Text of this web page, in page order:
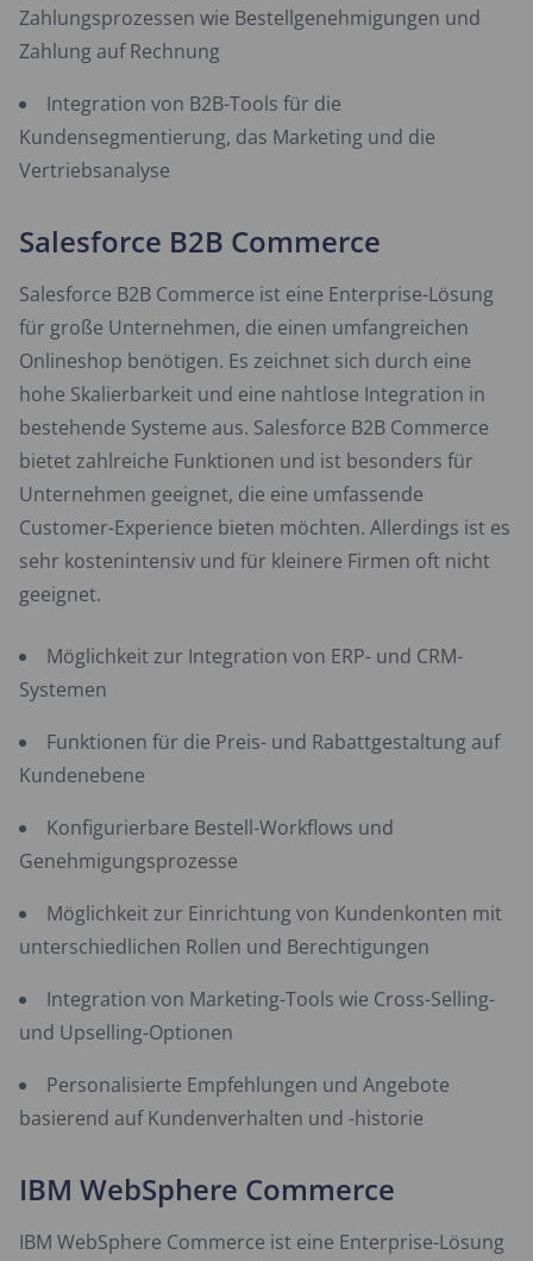
Zahlungsprozessen wie Bestellgenehmigungen und
Zahlung auf Rechnung
Integration von B2B-Tools für die
Kundensegmentierung, das Marketing und die
Vertriebsanalyse
Salesforce B2B Commerce
Salesforce B2B Commerce ist eine Enterprise-Lösung
für große Unternehmen, die einen umfangreichen
Onlineshop benötigen. Es zeichnet sich durch eine
hohe Skalierbarkeit und eine nahtlose Integration in
bestehende Systeme aus. Salesforce B2B Commerce
bietet zahlreiche Funktionen und ist besonders für
Unternehmen geeignet, die eine umfassende
Customer-Experience bieten möchten. Allerdings ist es
sehr kostenintensiv und für kleinere Firmen oft nicht
geeignet.
Möglichkeit zur Integration von ERP- und CRM-
Systemen
Funktionen für die Preis- und Rabattgestaltung auf
Kundenebene
Konfigurierbare Bestell-Workflows und
Genehmigungsprozesse
Möglichkeit zur Einrichtung von Kundenkonten mit
unterschiedlichen Rollen und Berechtigungen
Integration von Marketing-Tools wie Cross-Selling-
und Upselling-Optionen
Personalisierte Empfehlungen und Angebote
basierend auf Kundenverhalten und -historie
IBM WebSphere Commerce
IBM WebSphere Commerce ist eine Enterprise-Lösung